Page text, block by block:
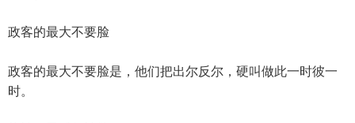
政客的最大不要脸
政客的最大不要脸是，他们把出尔反尔，硬叫做此一时彼一
时。